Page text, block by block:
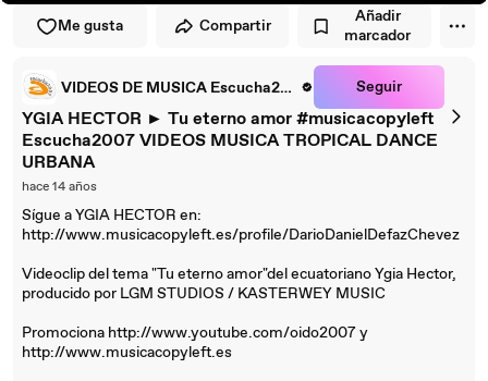
Me gusta Compartir
Añadir
marcador
VIDEOS DE MUSICA Escucha2007 Seguir
YGIA HECTOR ► Tu eterno amor #musicacopyleft
Escucha2007 VIDEOS MUSICA TROPICAL DANCE
URBANA
hace 14 años
Sígue a YGIA HECTOR en:
http://www.musicacopyleft.es/profile/DarioDanielDefazChevez
Videoclip del tema "Tu eterno amor"del ecuatoriano Ygia Hector,
producido por LGM STUDIOS / KASTERWEY MUSIC
Promociona http://www.youtube.com/oido2007 y
http://www.musicacopyleft.es